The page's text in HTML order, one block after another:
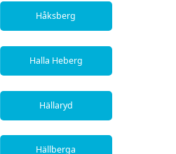
Håksberg
Halla Heberg
Hällaryd
Hällberga